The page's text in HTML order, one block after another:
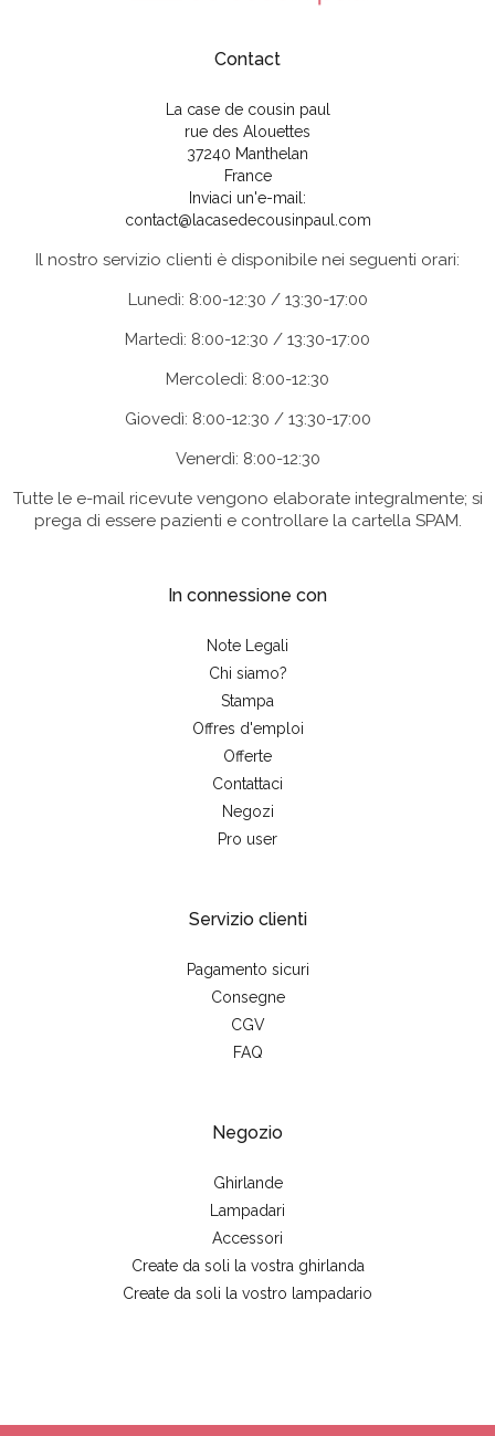
Contact
La case de cousin paul
rue des Alouettes
37240 Manthelan
France
Inviaci un'e-mail:
contact@lacasedecousinpaul.com
Il nostro servizio clienti è disponibile nei seguenti orari:
Lunedì: 8:00-12:30 / 13:30-17:00
Martedì: 8:00-12:30 / 13:30-17:00
Mercoledì: 8:00-12:30
Giovedì: 8:00-12:30 / 13:30-17:00
Venerdì: 8:00-12:30
Tutte le e-mail ricevute vengono elaborate integralmente; si
prega di essere pazienti e controllare la cartella SPAM.
In connessione con
Note Legali
Chi siamo?
Stampa
Offres d'emploi
Offerte
Contattaci
Negozi
Pro user
Servizio clienti
Pagamento sicuri
Consegne
CGV
FAQ
Negozio
Ghirlande
Lampadari
Accessori
Create da soli la vostra ghirlanda
Create da soli la vostro lampadario